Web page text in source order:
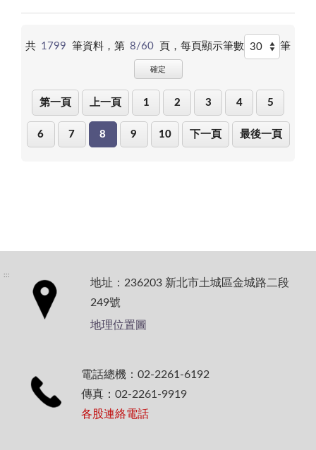
共 1799 筆資料，第 8/60 頁， 每頁顯示筆數 筆
確定
第一頁 上一頁 1 2 3 4 5
6 7 8 9 10 下一頁 最後一頁
:::
地址：236203 新北市土城區金城路二段
249號
地理位置圖
電話總機：02-2261-6192
傳真：02-2261-9919
各股連絡電話